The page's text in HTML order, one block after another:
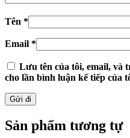
Tên *
Email *
Lưu tên của tôi, email, và
cho lần bình luận kế tiếp của
Sản phẩm tương tự